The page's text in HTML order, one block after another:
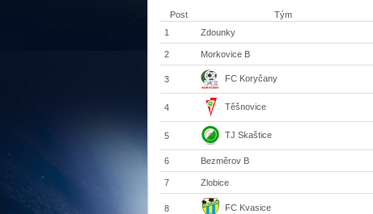
Post Tým
1
Zdounky
2 Morkovice B
3 FC Koryčany
4 Těšnovice
5 TJ Skaštice
6 Bezměrov B
7 Zlobice
8 FC Kvasice